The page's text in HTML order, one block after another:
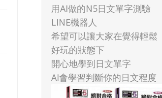
用AI做的N5日文單字測驗
LINE機器人
希望可以讓大家在覺得輕鬆
好玩的狀態下
開心地學到日文單字
AI會學習判斷你的日文程度